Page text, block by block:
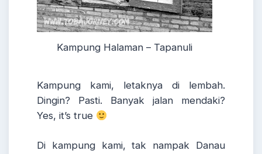
Kampung Halaman – Tapanuli
Kampung kami, letaknya di lembah.
Dingin? Pasti. Banyak jalan mendaki?
Yes, it’s true
Di kampung kami, tak nampak Danau